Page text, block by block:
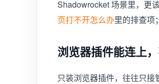
Shadowrocket 场景里，更
页打不开怎么办里的排查项
浏览器插件能连上
只装浏览器插件，往往只